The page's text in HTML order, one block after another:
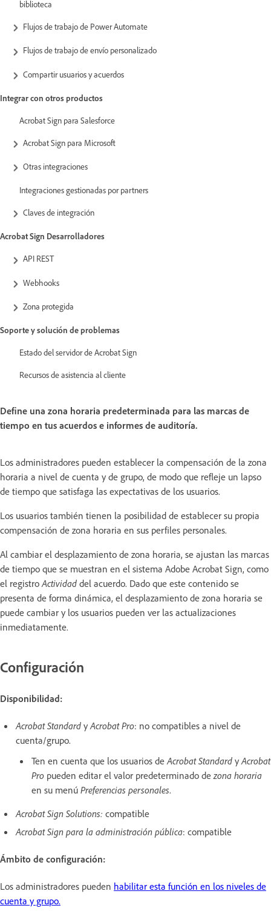
biblioteca
Flujos de trabajo de Power Automate
Flujos de trabajo de envío personalizado
Compartir usuarios y acuerdos
Integrar con otros productos
Acrobat Sign para Salesforce
Acrobat Sign para Microsoft
Otras integraciones
Integraciones gestionadas por partners
Claves de integración
Acrobat Sign Desarrolladores
API REST
Webhooks
Zona protegida
Soporte y solución de problemas
Estado del servidor de Acrobat Sign
Recursos de asistencia al cliente
Define una zona horaria predeterminada para las marcas de
tiempo en tus acuerdos e informes de auditoría.
Los administradores pueden establecer la compensación de la zona
horaria a nivel de cuenta y de grupo, de modo que refleje un lapso
de tiempo que satisfaga las expectativas de los usuarios.
Los usuarios también tienen la posibilidad de establecer su propia
compensación de zona horaria en sus perfiles personales.
Al cambiar el desplazamiento de zona horaria, se ajustan las marcas
de tiempo que se muestran en el sistema Adobe Acrobat Sign, como
el registroActividad del acuerdo. Dado que este contenido se
presenta de forma dinámica, el desplazamiento de zona horaria se
puede cambiar y los usuarios pueden ver las actualizaciones
inmediatamente.
Configuración
Disponibilidad:
Acrobat Standard y Acrobat Pro: no compatibles a nivel de
cuenta/grupo.
Ten en cuenta que los usuarios de Acrobat Standard y Acrobat
Pro pueden editar el valor predeterminado de zona horaria
en su menú Preferencias personales.
Acrobat Sign Solutions: compatible
Acrobat Sign para la administración pública: compatible
Ámbito de configuración:
Los administradores pueden habilitar esta función en los niveles de
cuenta y grupo.